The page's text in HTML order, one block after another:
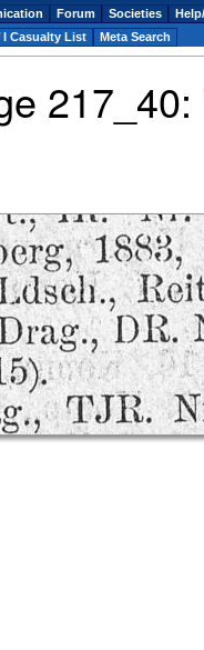
217_40:
Forum Societies
I Casualty List Meta Search